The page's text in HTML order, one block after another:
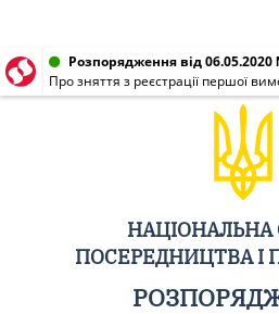
Розпорядження від 06.05.2020
ПОСЕРЕДНИЦТВА І